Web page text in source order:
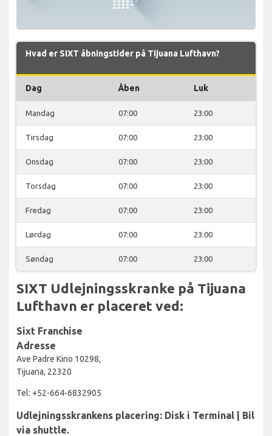
Hvad er SIXT åbningstider på Tijuana Lufthavn?
Dag Åben Luk
Mandag 07:00 23:00
Tirsdag 07:00 23:00
Onsdag 07:00 23:00
Torsdag 07:00 23:00
Fredag 07:00 23:00
Lørdag 07:00 23:00
Søndag 07:00 23:00
SIXT Udlejningsskranke på Tijuana
Lufthavn er placeret ved:
Sixt Franchise
Adresse
Ave Padre Kino 10298,
Tijuana, 22320
Tel: +52-664-6832905
Udlejningsskrankens placering: Disk i Terminal | Bil
via shuttle.